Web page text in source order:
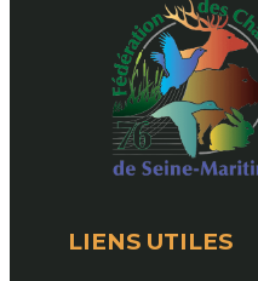
LIENS UTILES